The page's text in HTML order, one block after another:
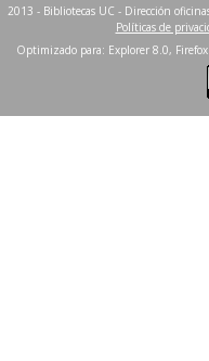
2013 - Bibliotecas UC - Dirección
Políticas de
Optimizado para: Explorer 8.0,